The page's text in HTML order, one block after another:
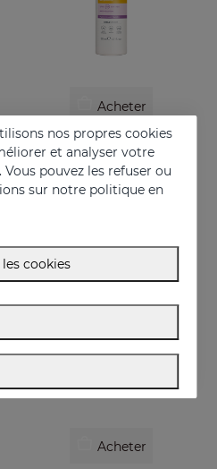
Acheter
30.95 €
Acheter
nos propres cookies
et analyser votre
pouvez les refuser ou
sur notre politique en
cookies